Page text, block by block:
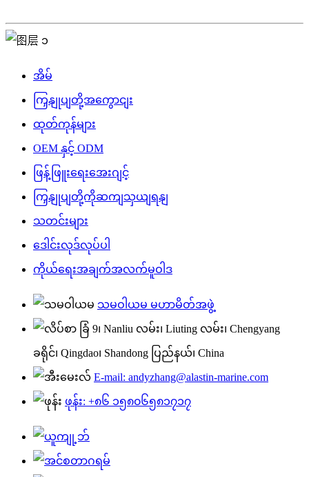
အိမ်
ကြှနျုပျတို့အကွောငျး
ထုတ်ကုန်များ
OEM နှင့် ODM
ဖြန့်ဖြူးရေးအေးဂျင့်
ကြှနျုပျတို့ကိုဆကျသှယျရနျ
သတင်းများ
ဒေါင်းလုဒ်လုပ်ပါ
ကိုယ်ရေးအချက်အလက်မူဝါဒ
သမဝါယမ မဟာမိတ်အဖွဲ့
ခြံ 9၊ Nanliu လမ်း၊ Liuting လမ်း၊ Chengyang
ခရိုင်၊ Qingdao၊ Shandong ပြည်နယ်၊ China
E-mail: andyzhang@alastin-marine.com
ဖုန်း: +၈၆ ၁၅၈၀၆၅၈၁၇၁၇